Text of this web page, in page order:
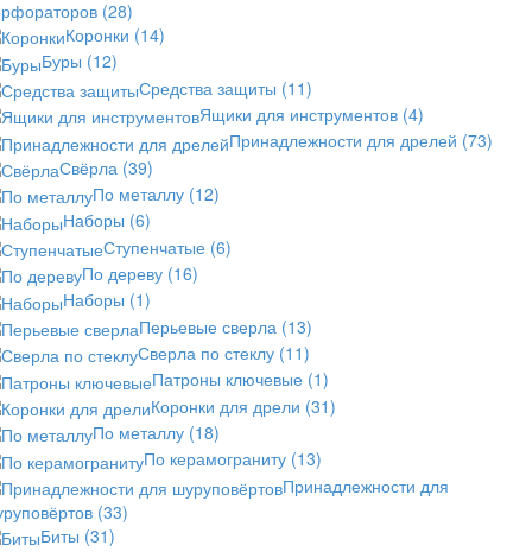
(28)
Коронки (14)
Буры (12)
Средства защиты (11)
Ящики для инструментов (4)
Принадлежности для дрелей (73)
Свёрла (39)
По металлу (12)
Наборы (6)
Ступенчатые (6)
По дереву (16)
Наборы (1)
Перьевые сверла (13)
Сверла по стеклу (11)
Патроны ключевые (1)
Коронки для дрели (31)
По металлу (18)
По керамограниту (13)
Принадлежности для
(33)
Биты (31)